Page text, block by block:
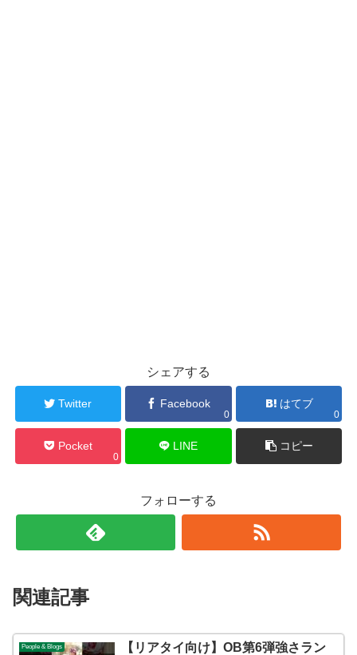
シェアする
Twitter Facebook
0
はてブ
0
Pocket
0
LINE コピー
フォローする
関連記事
People & Blogs
【リアタイ向け】OB第6弾強さラン